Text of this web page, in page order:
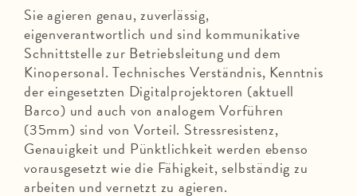
Sie agieren genau, zuverlässig,
eigenverantwortlich und sind kommunikative
Schnittstelle zur Betriebsleitung und dem
Kinopersonal. Technisches Verständnis, Kenntnis
der eingesetzten Digitalprojektoren (aktuell
Barco) und auch von analogem Vorführen
(35mm) sind von Vorteil. Stressresistenz,
Genauigkeit und Pünktlichkeit werden ebenso
vorausgesetzt wie die Fähigkeit, selbständig zu
arbeiten und vernetzt zu agieren.